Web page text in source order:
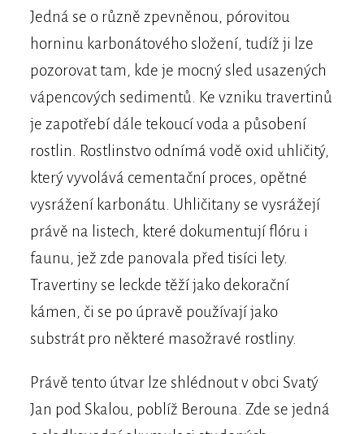
Jedná se o různě zpevněnou, pórovitou
horninu karbonátového složení, tudíž ji lze
pozorovat tam, kde je mocný sled usazených
vápencových sedimentů. Ke vzniku travertinů
je zapotřebí dále tekoucí voda a působení
rostlin. Rostlinstvo odnímá vodě oxid uhličitý,
který vyvolává cementační proces, opětné
vysrážení karbonátu. Uhličitany se vysrážejí
právě na listech, které dokumentují flóru i
faunu, jež zde panovala před tisíci lety.
Travertiny se leckde těží jako dekorační
kámen, či se po úpravě používají jako
substrát pro některé masožravé rostliny.
Právě tento útvar lze shlédnout v obci Svatý
Jan pod Skalou, poblíž Berouna. Zde se jedná